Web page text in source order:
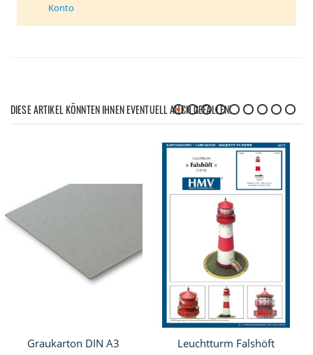
Konto
DIESE ARTIKEL KÖNNTEN IHNEN EVENTUELL AUCH GEFALLEN!
Graukarton DIN A3 Leuchtturm Falshöft